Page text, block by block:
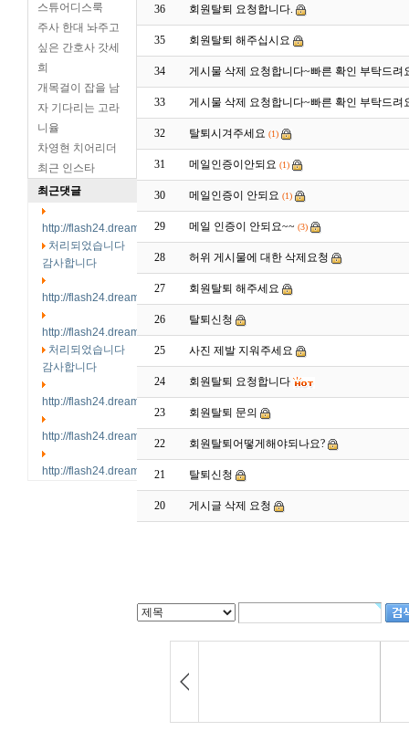
스튜어디스룩
주사 한대 놔주고
싶은 간호사 갓세
희
개목걸이 잡을 남
자 기다리는 고라
니율
차영현 치어리더
최근 인스타
최근댓글
http://flash24.dreamx.com/
처리되었습니다
감사합니다
http://flash24.dreamx.com/
http://flash24.dreamx.com/
처리되었습니다
감사합니다
http://flash24.dreamx.com/
http://flash24.dreamx.com/
http://flash24.dreamx.com/
36 회원탈퇴 요청합니다.
35 회원탈퇴 해주십시요
34 게시물 삭제 요청합니다~빠른 확인 부탁드려
33 게시물 삭제 요청합니다~빠른 확인 부탁드려
32 탈퇴시겨주세요 (1)
31 메일인증이안되요 (1)
30 메일인증이 안되요 (1)
29 메일 인증이 안되요~~ (3)
28 허위 게시물에 대한 삭제요청
27 회원탈퇴 해주세요
26 탈퇴신청
25 사진 제발 지워주세요
24 회원탈퇴 요청합니다
23 회원탈퇴 문의
22 회원탈퇴어떻게해야되나요?
21 탈퇴신청
20 게시글 삭제 요청